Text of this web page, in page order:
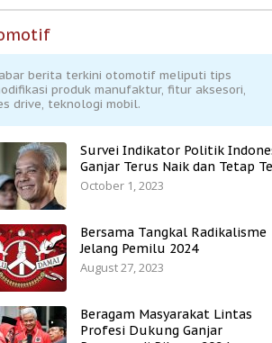
berita terkini otomotif meliputi tips
produk manufaktur, fitur aksesori,
drive, teknologi mobil.
Survei Indikator Politik
Ganjar Terus Naik dan Tetap
October 1, 2023
Bersama Tangkal Radikalisme
Jelang Pemilu 2024
August 27, 2023
Beragam Masyarakat Lintas
Profesi Dukung Ganjar